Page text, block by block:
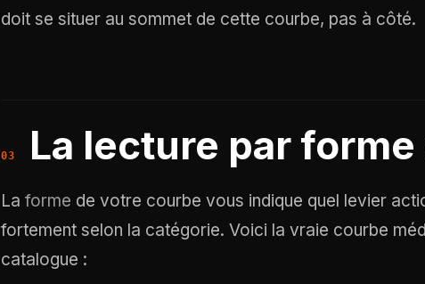
doit se situer au sommet de cette courbe, pas à côté.
La lecture par
La forme de votre courbe vous indique quel levier
fortement selon la catégorie. Voici la vraie courbe
catalogue :